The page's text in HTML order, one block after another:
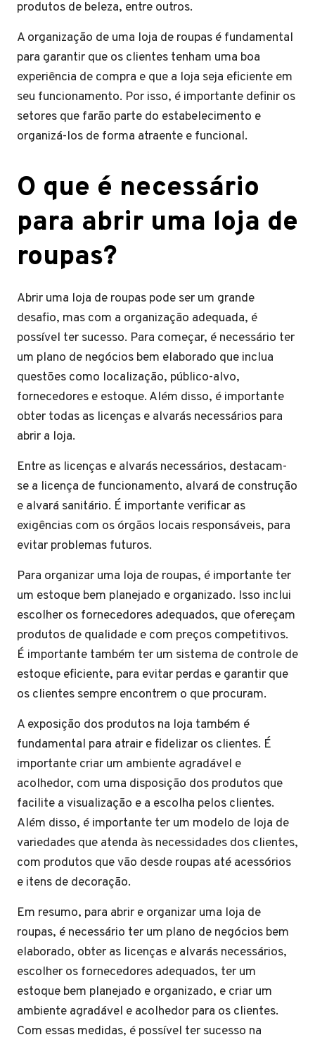
produtos de beleza, entre outros.
A organização de uma loja de roupas é fundamental
para garantir que os clientes tenham uma boa
experiência de compra e que a loja seja eficiente em
seu funcionamento. Por isso, é importante definir os
setores que farão parte do estabelecimento e
organizá-los de forma atraente e funcional.
O que é necessário
para abrir uma loja de
roupas?
Abrir uma loja de roupas pode ser um grande
desafio, mas com a organização adequada, é
possível ter sucesso. Para começar, é necessário ter
um plano de negócios bem elaborado que inclua
questões como localização, público-alvo,
fornecedores e estoque. Além disso, é importante
obter todas as licenças e alvarás necessários para
abrir a loja.
Entre as licenças e alvarás necessários, destacam-
se a licença de funcionamento, alvará de construção
e alvará sanitário. É importante verificar as
exigências com os órgãos locais responsáveis, para
evitar problemas futuros.
Para organizar uma loja de roupas, é importante ter
um estoque bem planejado e organizado. Isso inclui
escolher os fornecedores adequados, que ofereçam
produtos de qualidade e com preços competitivos.
É importante também ter um sistema de controle de
estoque eficiente, para evitar perdas e garantir que
os clientes sempre encontrem o que procuram.
A exposição dos produtos na loja também é
fundamental para atrair e fidelizar os clientes. É
importante criar um ambiente agradável e
acolhedor, com uma disposição dos produtos que
facilite a visualização e a escolha pelos clientes.
Além disso, é importante ter um modelo de loja de
variedades que atenda às necessidades dos clientes,
com produtos que vão desde roupas até acessórios
e itens de decoração.
Em resumo, para abrir e organizar uma loja de
roupas, é necessário ter um plano de negócios bem
elaborado, obter as licenças e alvarás necessários,
escolher os fornecedores adequados, ter um
estoque bem planejado e organizado, e criar um
ambiente agradável e acolhedor para os clientes.
Com essas medidas, é possível ter sucesso na